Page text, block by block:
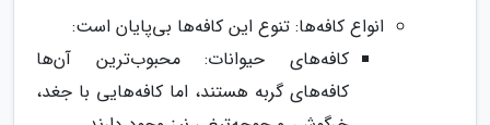
انواع کافه‌ها: تنوع این کافه‌ها بی‌پایان است:
کافه‌های حیوانات: محبوب‌ترین آن‌ها
کافه‌های گربه هستند، اما کافه‌هایی با جغد،